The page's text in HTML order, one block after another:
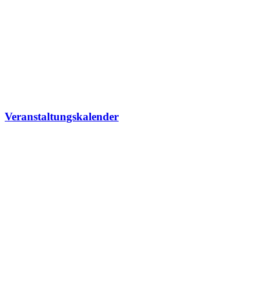
Veranstaltungskalender